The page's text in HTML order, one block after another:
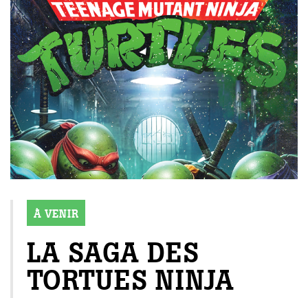
À VENIR
LA SAGA DES
TORTUES NINJA